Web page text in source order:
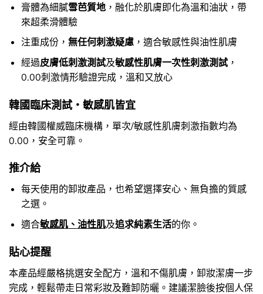
膏體為細膩雪芭質地，融化於肌膚即化為溫和油狀，帶
來超柔滑體驗
注重成份， 無任何刺激疑慮，適合敏感性與油性肌膚
經過皮膚低刺激測試及敏感性肌膚一次性刺激測試，
0.00刺激情形驗證完成，溫和又放心
韓國臨床測試・敏感肌皆宜
經由韓國權威臨床機構，單次/敏感性肌膚刺激指數均為
0.00，安全可靠。
推介給
每天使用的卸妝產品，也希望選擇安心、無負擔的質感
之選。
適合敏感肌、油性肌及追求純素生活的你。
貼心提醒
本產品經嚴格挑選安全配方，溫和不傷肌膚，卸妝潔膚一步
完成，輕鬆帶走日常彩妝及難卸防曬。建議潔臉後按個人保